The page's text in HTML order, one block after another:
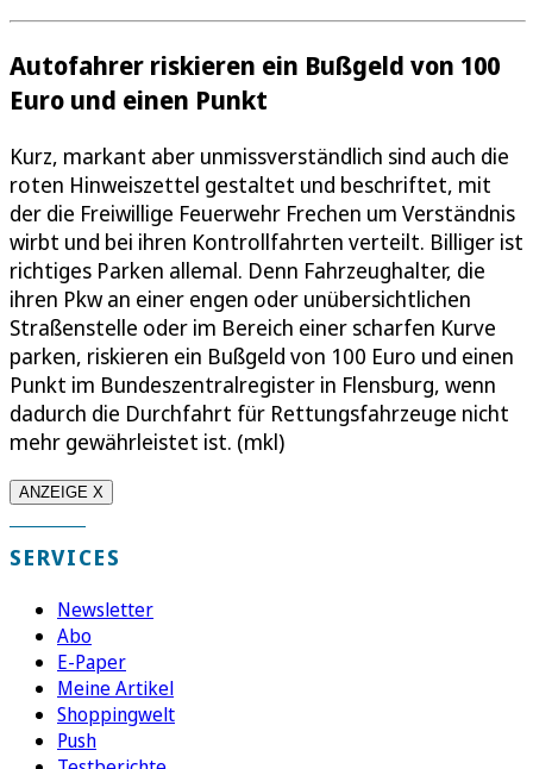
Autofahrer riskieren ein Bußgeld von 100
Euro und einen Punkt
Kurz, markant aber unmissverständlich sind auch die
roten Hinweiszettel gestaltet und beschriftet, mit
der die Freiwillige Feuerwehr Frechen um Verständnis
wirbt und bei ihren Kontrollfahrten verteilt. Billiger ist
richtiges Parken allemal. Denn Fahrzeughalter, die
ihren Pkw an einer engen oder unübersichtlichen
Straßenstelle oder im Bereich einer scharfen Kurve
parken, riskieren ein Bußgeld von 100 Euro und einen
Punkt im Bundeszentralregister in Flensburg, wenn
dadurch die Durchfahrt für Rettungsfahrzeuge nicht
mehr gewährleistet ist. (mkl)
ANZEIGE X
SERVICES
Newsletter
Abo
E-Paper
Meine Artikel
Shoppingwelt
Push